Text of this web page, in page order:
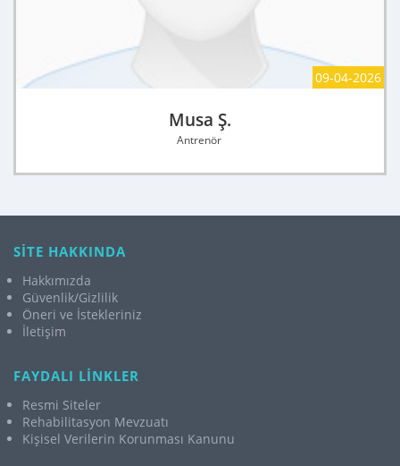
09-04-2026
Musa Ş.
Antrenör
SİTE HAKKINDA
Hakkımızda
Güvenlik/Gizlilik
Öneri ve İstekleriniz
İletişim
FAYDALI LİNKLER
Resmi Siteler
Rehabilitasyon Mevzuatı
Kişisel Verilerin Korunması Kanunu